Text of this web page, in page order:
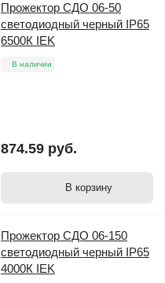
Прожектор СДО 06-50
светодиодный черный IP65
6500К IEK
В наличии
874.59 руб.
В корзину
Прожектор СДО 06-150
светодиодный черный IP65
4000К IEK